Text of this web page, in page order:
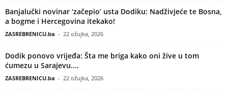
Banjalučki novinar ‘začepio’ usta Dodiku: Nadživjeće te Bosna,
a bogme i Hercegovina itekako!
ZASREBRENICU.ba - 22 ožujka, 2026
Dodik ponovo vrijeđa: Šta me briga kako oni žive u tom
ćumezu u Sarajevu....
ZASREBRENICU.ba - 22 ožujka, 2026